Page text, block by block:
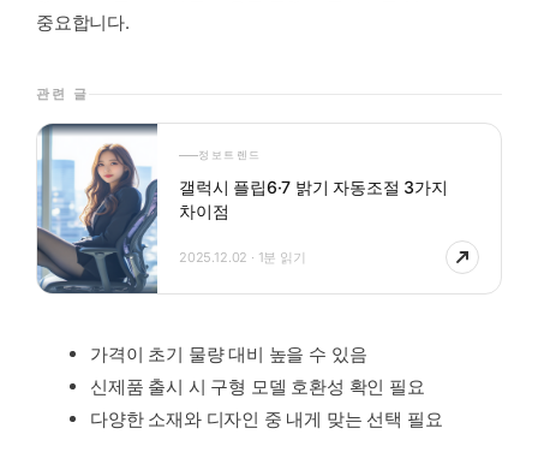
중요합니다.
관련 글
정보트렌드
갤럭시 플립6·7 밝기 자동조절 3가지
차이점
2025.12.02 · 1분 읽기
가격이 초기 물량 대비 높을 수 있음
신제품 출시 시 구형 모델 호환성 확인 필요
다양한 소재와 디자인 중 내게 맞는 선택 필요